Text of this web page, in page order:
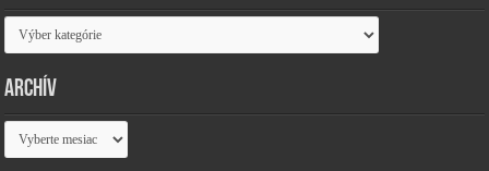
Kategórie
Archív
Archív